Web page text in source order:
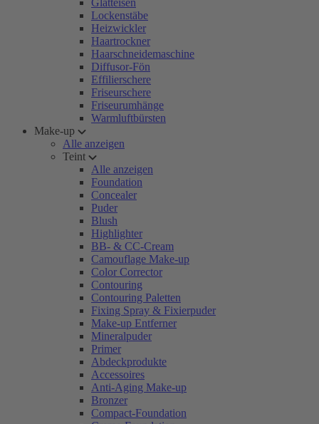
Glätteisen
Lockenstäbe
Heizwickler
Haartrockner
Haarschneidemaschine
Diffusor-Fön
Effilierschere
Friseurschere
Friseurumhänge
Warmluftbürsten
Make-up
Alle anzeigen
Teint
Alle anzeigen
Foundation
Concealer
Puder
Blush
Highlighter
BB- & CC-Cream
Camouflage Make-up
Color Corrector
Contouring
Contouring Paletten
Fixing Spray & Fixierpuder
Make-up Entferner
Mineralpuder
Primer
Abdeckprodukte
Accessoires
Anti-Aging Make-up
Bronzer
Compact-Foundation